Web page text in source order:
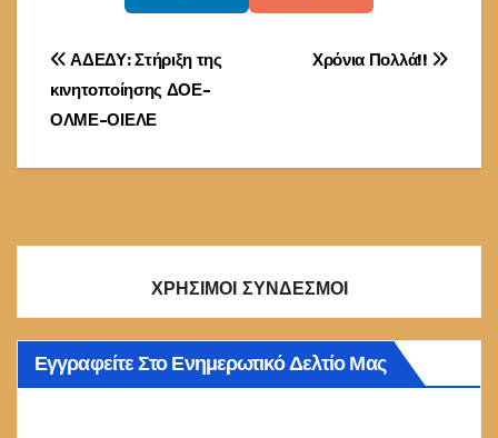
Πλοήγηση
άρθρων
Χρόνια Πολλά!!
ΑΔΕΔΥ: Στήριξη της
κινητοποίησης ΔΟΕ-
ΟΛΜΕ-ΟΙΕΛΕ
ΧΡΗΣΙΜΟΙ ΣΥΝΔΕΣΜΟΙ
Εγγραφείτε Στο Ενημερωτικό Δελτίο Μας